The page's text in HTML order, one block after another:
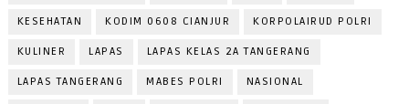
KESEHATAN KODIM 0608 CIANJUR KORPOLAIRUD POLRI
KULINER LAPAS LAPAS KELAS 2A TANGERANG
LAPAS TANGERANG MABES POLRI NASIONAL